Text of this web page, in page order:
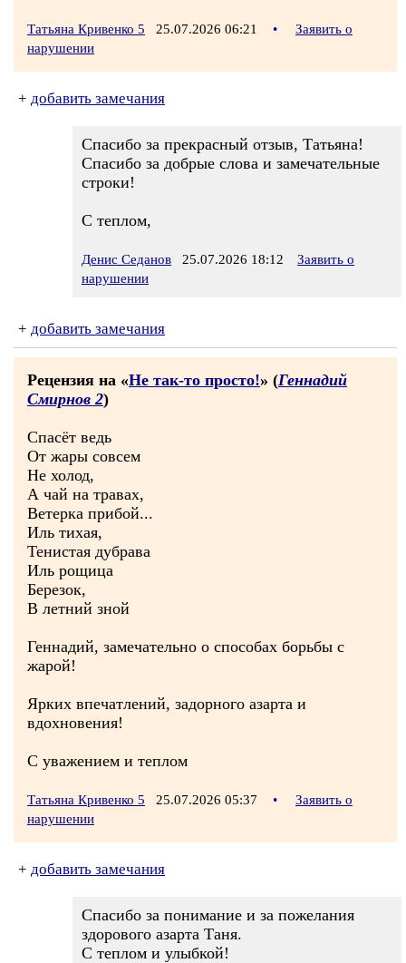
Татьяна Кривенко 5 25.07.2026 06:21 •
Заявить о
нарушении
+ добавить замечания
Спасибо за прекрасный отзыв, Татьяна!
Спасибо за добрые слова и замечательные
строки!
С теплом,
Денис Седанов 25.07.2026 18:12
Заявить о
нарушении
+ добавить замечания
Рецензия на «Не так-то просто!» (Геннадий
Смирнов 2)
Спасёт ведь
От жары совсем
Не холод,
А чай на травах,
Ветерка прибой...
Иль тихая,
Тенистая дубрава
Иль рощица
Березок,
В летний зной
Геннадий, замечательно о способах борьбы с
жарой!
Ярких впечатлений, задорного азарта и
вдохновения!
С уважением и теплом
Татьяна Кривенко 5 25.07.2026 05:37 •
Заявить о
нарушении
+ добавить замечания
Спасибо за понимание и за пожелания
здорового азарта Таня.
С теплом и улыбкой!